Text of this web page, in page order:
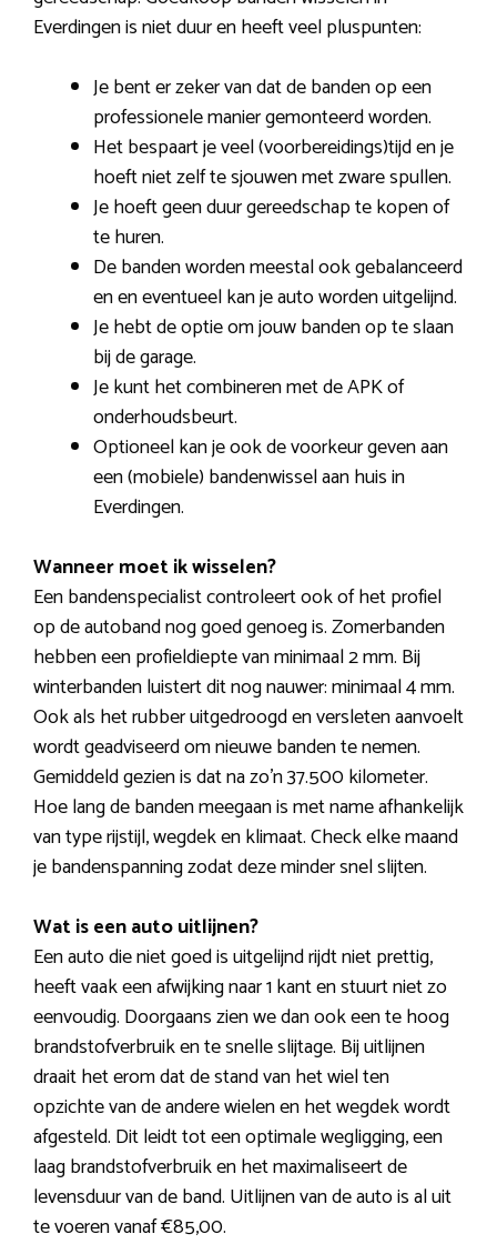
Everdingen is niet duur en heeft veel pluspunten:
Je bent er zeker van dat de banden op een
professionele manier gemonteerd worden.
Het bespaart je veel (voorbereidings)tijd en je
hoeft niet zelf te sjouwen met zware spullen.
Je hoeft geen duur gereedschap te kopen of
te huren.
De banden worden meestal ook gebalanceerd
en en eventueel kan je auto worden uitgelijnd.
Je hebt de optie om jouw banden op te slaan
bij de garage.
Je kunt het combineren met de APK of
onderhoudsbeurt.
Optioneel kan je ook de voorkeur geven aan
een (mobiele) bandenwissel aan huis in
Everdingen.
Wanneer moet ik wisselen?
Een bandenspecialist controleert ook of het profiel
op de autoband nog goed genoeg is. Zomerbanden
hebben een profieldiepte van minimaal 2 mm. Bij
winterbanden luistert dit nog nauwer: minimaal 4 mm.
Ook als het rubber uitgedroogd en versleten aanvoelt
wordt geadviseerd om nieuwe banden te nemen.
Gemiddeld gezien is dat na zo’n 37.500 kilometer.
Hoe lang de banden meegaan is met name afhankelijk
van type rijstijl, wegdek en klimaat. Check elke maand
je bandenspanning zodat deze minder snel slijten.
Wat is een auto uitlijnen?
Een auto die niet goed is uitgelijnd rijdt niet prettig,
heeft vaak een afwijking naar 1 kant en stuurt niet zo
eenvoudig. Doorgaans zien we dan ook een te hoog
brandstofverbruik en te snelle slijtage. Bij uitlijnen
draait het erom dat de stand van het wiel ten
opzichte van de andere wielen en het wegdek wordt
afgesteld. Dit leidt tot een optimale wegligging, een
laag brandstofverbruik en het maximaliseert de
levensduur van de band. Uitlijnen van de auto is al uit
te voeren vanaf €85,00.